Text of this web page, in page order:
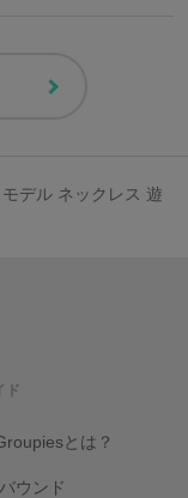
デル ネックレス 遊
ド
とは？
ウンド